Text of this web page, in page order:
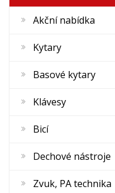
Akční nabídka
Kytary
Basové kytary
Klávesy
Bicí
Dechové nástroje
Zvuk, PA technika